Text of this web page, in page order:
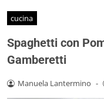
cucina
Spaghetti con
Gamberetti
Manuela Lantermino -